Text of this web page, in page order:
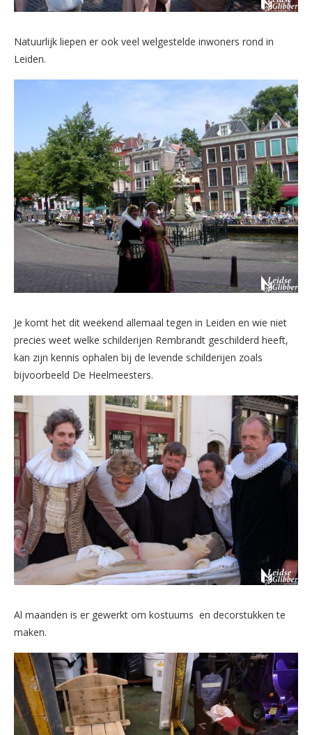
Natuurlijk liepen er ook veel welgestelde inwoners rond in
Leiden.
Je komt het dit weekend allemaal tegen in Leiden en wie niet
precies weet welke schilderijen Rembrandt geschilderd heeft,
kan zijn kennis ophalen bij de levende schilderijen zoals
bijvoorbeeld De Heelmeesters.
Al maanden is er gewerkt om kostuums en decorstukken te
maken.